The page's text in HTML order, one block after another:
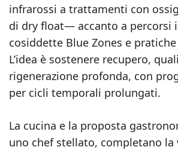
infrarossi a trattamenti con
di dry float— accanto a percorsi
cosiddette Blue Zones e
L’idea è sostenere recupero,
rigenerazione profonda, con
per cicli temporali prolungati.
La cucina e la proposta
uno chef stellato, completano la